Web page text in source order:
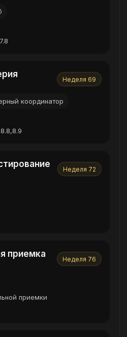
Неделя 69
координатор
Неделя 72
приемка
Неделя 76
приемки